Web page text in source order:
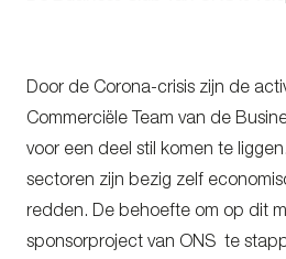
Door de Corona-crisis zijn de
Commerciële Team van de
voor een deel stil komen te
sectoren zijn bezig zelf
redden. De behoefte om op dit
sponsorproject van ONS te